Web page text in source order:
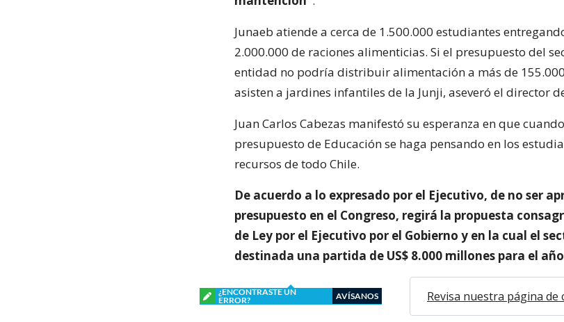
Junaeb atiende a cerca de 1.500.000 estudiantes
2.000.000 de raciones alimenticias. Si el presupuesto del
entidad no podría distribuir alimentación a más de
asisten a jardines infantiles de la Junji, aseveró el director
Juan Carlos Cabezas manifestó su esperanza en que
presupuesto de Educación se haga pensando en los
recursos de todo Chile.
De acuerdo a lo expresado por el Ejecutivo, de no ser
presupuesto en el Congreso, regirá la propuesta
de Ley por el Ejecutivo por el Gobierno y en la cual el
destinada una partida de US$ 8.000 millones para el
¿ENCONTRASTE UN
ERROR?
AVÍSANOS Revisa nuestra página de